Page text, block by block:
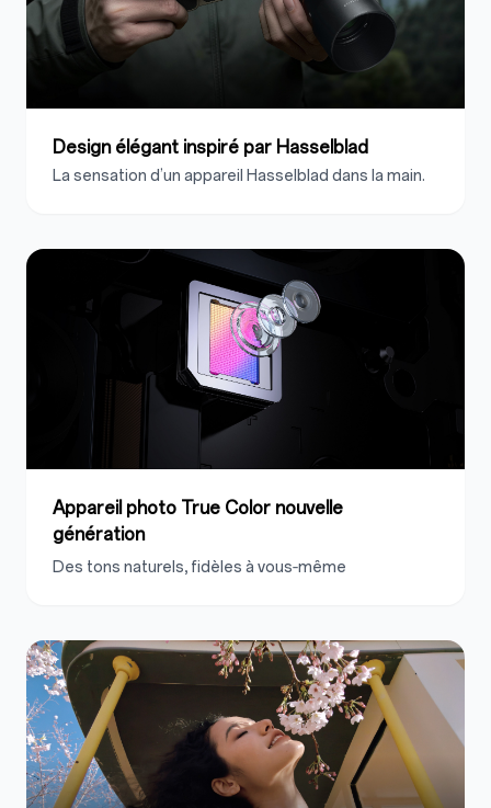
Design élégant inspiré par Hasselblad
La sensation d’un appareil Hasselblad dans la main.
Appareil photo True Color nouvelle
génération
Des tons naturels, fidèles à vous‑même